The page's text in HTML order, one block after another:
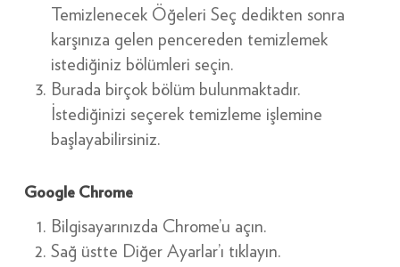
Temizlenecek Öğeleri Seç dedikten sonra
karşınıza gelen pencereden temizlemek
istediğiniz bölümleri seçin.
Burada birçok bölüm bulunmaktadır.
İstediğinizi seçerek temizleme işlemine
başlayabilirsiniz.
Google Chrome
Bilgisayarınızda Chrome’u açın.
Sağ üstte Diğer Ayarlar’ı tıklayın.